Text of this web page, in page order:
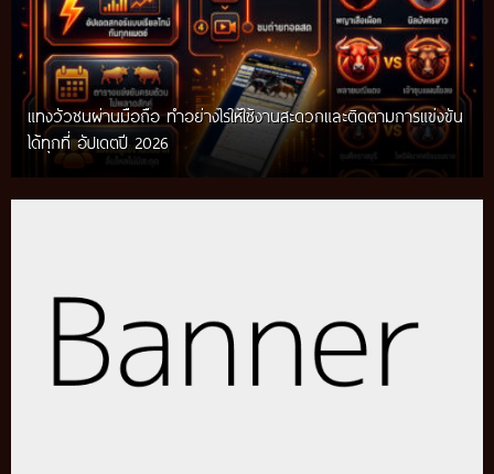
แทงวัวชนผ่านมือถือ ทำอย่างไรให้ใช้งานสะดวกและติดตามการแข่งขัน
ได้ทุกที่ อัปเดตปี 2026